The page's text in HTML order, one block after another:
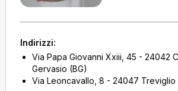
Indirizzi:
Via Papa Giovanni Xxiii, 45 - 24042
Gervasio (BG)
Via Leoncavallo, 8 - 24047 Treviglio